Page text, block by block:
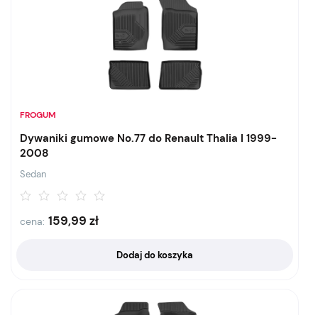
FROGUM
Dywaniki gumowe No.77 do Renault Thalia I 1999-
2008
Sedan
cena: 159,99 zł
Dodaj do koszyka